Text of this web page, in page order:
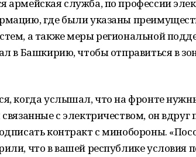
армейская служба, по профессии
где были указаны
а также меры региональной
в Башкирию, чтобы отправиться в
когда услышал, что на фронте
с электричеством, он вдруг
контракт с минобороны.
что в вашей республике условия